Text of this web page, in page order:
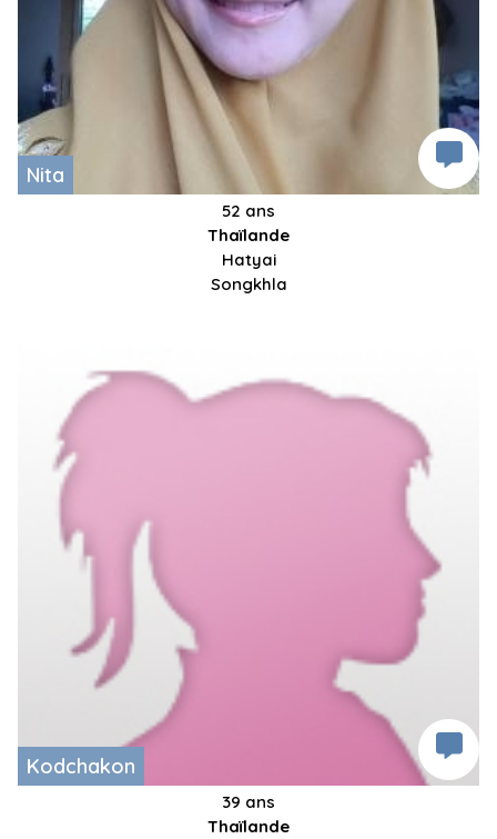
Nita
52 ans
Thaïlande
Hatyai
Songkhla
Kodchakon
39 ans
Thaïlande